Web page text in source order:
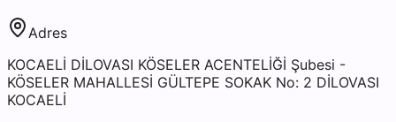
Adres
KOCAELİ DİLOVASI KÖSELER ACENTELİĞİ Şubesi -
KÖSELER MAHALLESİ GÜLTEPE SOKAK No: 2 DİLOVASI
KOCAELİ